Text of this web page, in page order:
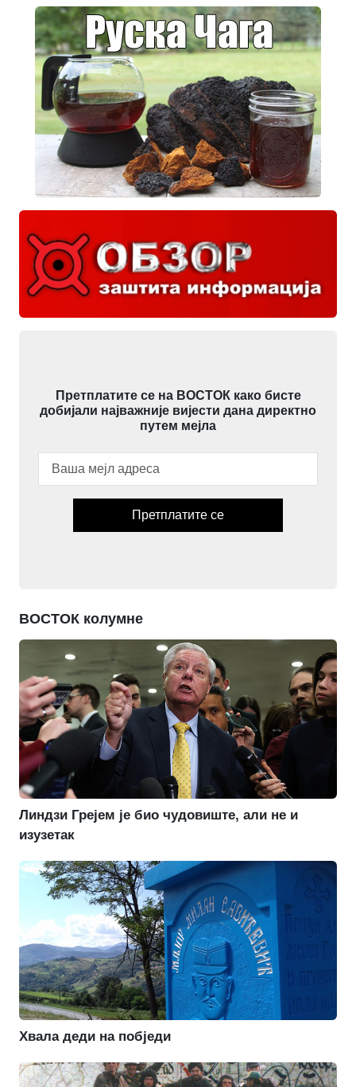
Претплатите се на ВОСТОК како бисте
добијали најважније вијести дана директно
путем мејла
Претплатите се
ВОСТОК колумне
Линдзи Грејем је био чудовиште, али не и
изузетак
Хвала деди на побједи